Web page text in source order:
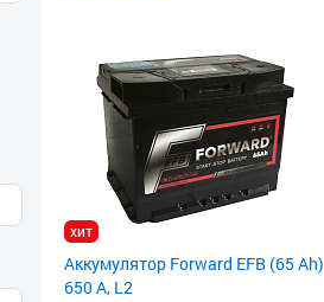
хит
Аккумулятор Forward EFB (65 Ah)
650 А, L2